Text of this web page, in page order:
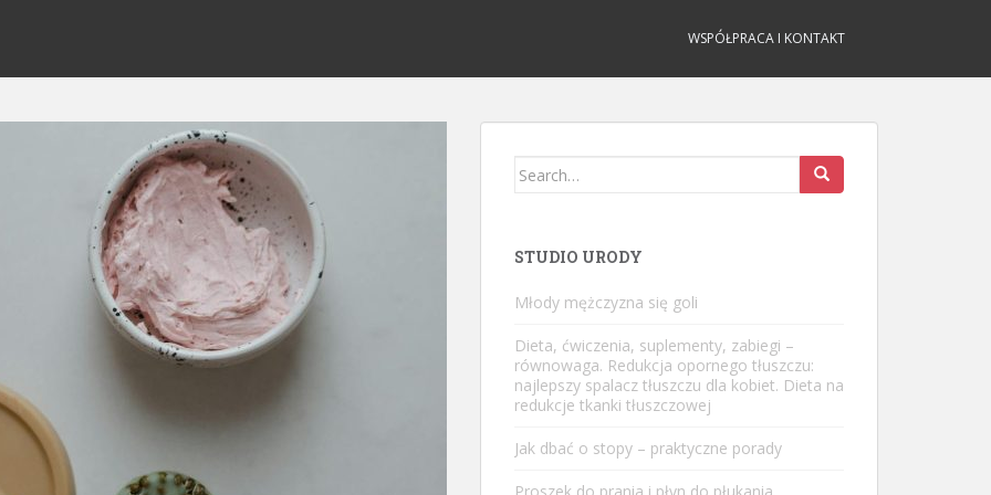
WSPÓŁPRACA I KONTAKT
Search
STUDIO URODY
Młody mężczyzna się goli
Dieta, ćwiczenia, suplementy, zabiegi –
równowaga. Redukcja opornego tłuszczu:
najlepszy spalacz tłuszczu dla kobiet. Dieta na
redukcje tkanki tłuszczowej
Jak dbać o stopy – praktyczne porady